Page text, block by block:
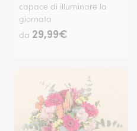
capace di illuminare la
giornata
da 29,99€